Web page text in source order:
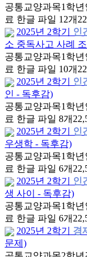
공통교양과목1학년
료 한글 파일 12개
2025년 2학기
인
소 중독사고 사례
공통교양과목1학년
료 한글 파일 10개
2025년 2학기
인
인 - 독후감)
공통교양과목1학년
료 한글 파일 8개
2025년 2학기
인
우생학 - 독후감)
공통교양과목1학년
료 한글 파일 6개
2025년 2학기
인
생 사이 - 독후감)
공통교양과목1학년
료 한글 파일 6개
2025년 2학기
경
문제)